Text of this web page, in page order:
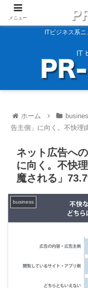
ITビジネス系
ホーム
告主側」に向く。不快理
ネット広告へ
に向く。不快
魔される」
business
メニュー